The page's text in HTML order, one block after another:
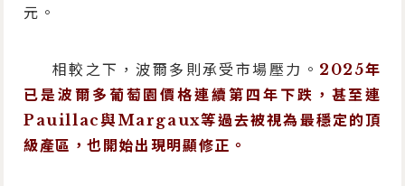
元。
相較之下，波爾多則承受市場壓力。 2025年
已是波爾多葡萄園價格連續第四年下跌，甚至連
Pauillac與Margaux等過去被視為最穩定的頂
級產區，也開始出現明顯修正。